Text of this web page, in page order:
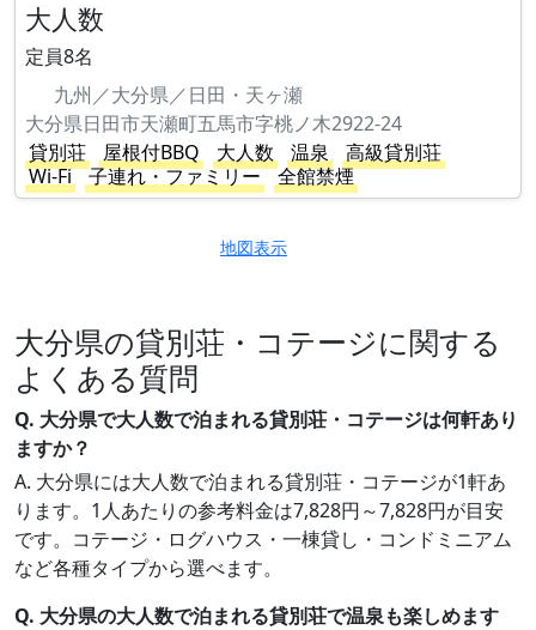
大人数
定員8名
九州／大分県／日田・天ヶ瀬
大分県日田市天瀬町五馬市字桃ノ木2922-24
貸別荘
屋根付BBQ 大人数 温泉
高級貸別荘
Wi-Fi
子連れ・ファミリー 全館禁煙
地図表示
大分県の貸別荘・コテージに関する
よくある質問
Q. 大分県で大人数で泊まれる貸別荘・コテージは何軒あり
ますか？
A. 大分県には大人数で泊まれる貸別荘・コテージが1軒あ
ります。1人あたりの参考料金は7,828円～7,828円が目安
です。コテージ・ログハウス・一棟貸し・コンドミニアム
など各種タイプから選べます。
Q. 大分県の大人数で泊まれる貸別荘で温泉も楽しめます